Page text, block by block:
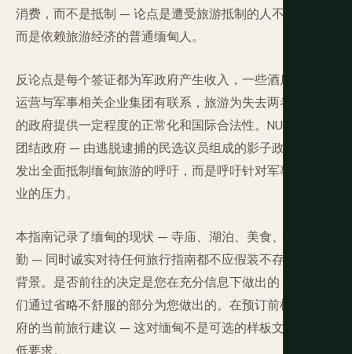
消费，而不是抵制 — 论点是遭受旅游抵制的人不是将军，
而是依赖旅游经济的普通缅甸人。
反论点是每个签证都为军政府产生收入，一些酒店和交通
运营与军事相关企业集团有联系，旅游为失去两者合法性
的政府提供一定程度的正常化和国际合法性。NUG（民族
团结政府 — 由逃脱逮捕的民选议员组成的影子政府）没有
发出全面抵制缅甸旅游的呼吁，而是呼吁针对军事相关企
业的压力。
本指南记录了缅甸的现状 — 寺庙、湖泊、美食、文化、后
勤 — 同时诚实对待任何旅行指南都不应假装不存在的政治
背景。是否前往的决定是您在充分信息下做出的，不是我
们通过省略不舒服的部分为您做出的。在预订前检查您政
府的当前旅行建议 — 这对缅甸不是可选的样板文。这是最
低要求。